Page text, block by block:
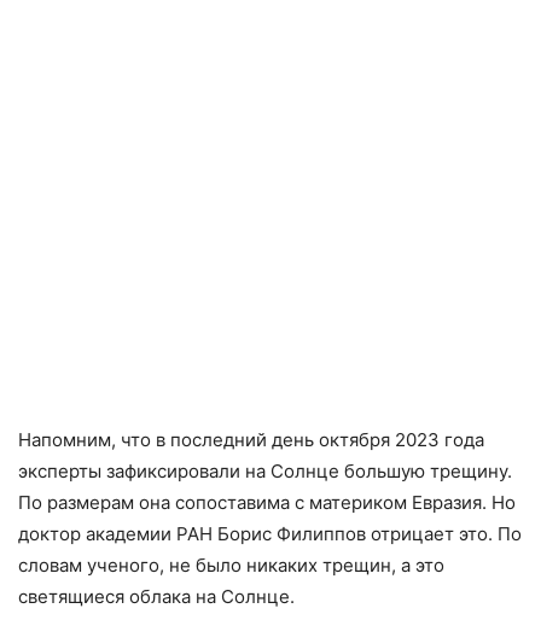
Напомним, что в последний день октября 2023 года
эксперты зафиксировали на Солнце большую трещину.
По размерам она сопоставима с материком Евразия. Но
доктор академии РАН Борис Филиппов отрицает это. По
словам ученого, не было никаких трещин, а это
светящиеся облака на Солнце.